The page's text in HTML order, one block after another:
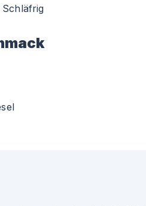
Schläfrig